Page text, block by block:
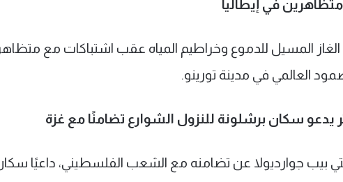
في إيطاليا
المسيل للدموع وخراطيم المياه عقب اشتباكات مع
العالمي في مدينة تورينو.
سكان برشلونة للنزول الشوارع تضامنًا مع غزة
جوارديولا عن تضامنه مع الشعب الفلسطيني، داعيًا